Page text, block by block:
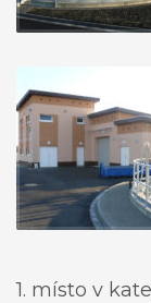
1. místo v